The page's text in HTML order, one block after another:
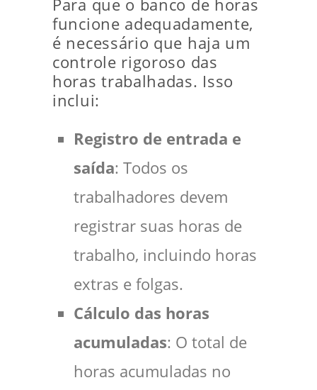
Para que o banco de horas
funcione adequadamente,
é necessário que haja um
controle rigoroso das
horas trabalhadas. Isso
inclui:
Registro de entrada e
saída: Todos os
trabalhadores devem
registrar suas horas de
trabalho, incluindo horas
extras e folgas.
Cálculo das horas
acumuladas: O total de
horas acumuladas no